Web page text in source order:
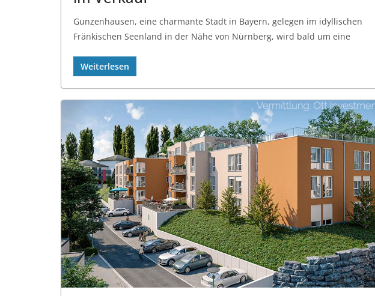
Gunzenhausen, eine charmante Stadt in Bayern, gelegen im idyllischen
Fränkischen Seenland in der Nähe von Nürnberg, wird bald um eine
Weiterlesen